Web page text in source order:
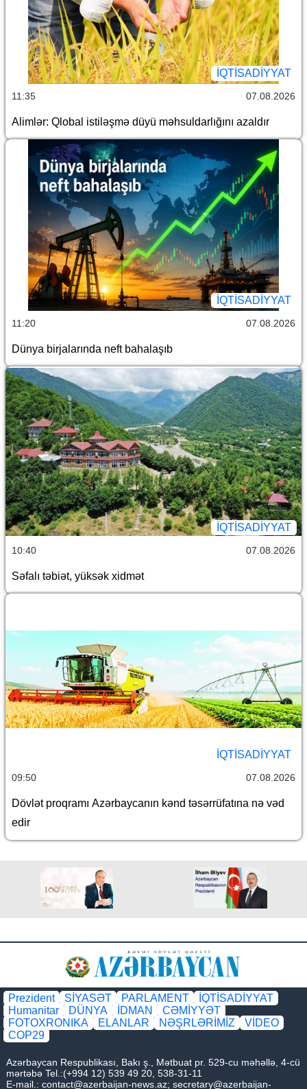
İQTİSADİYYAT
11:35 07.08.2026
Alimlər: Qlobal istiləşmə düyü məhsuldarlığını azaldır
İQTİSADİYYAT
11:20 07.08.2026
Dünya birjalarında neft bahalaşıb
İQTİSADİYYAT
10:40 07.08.2026
Səfalı təbiət, yüksək xidmət
İQTİSADİYYAT
09:50 07.08.2026
Dövlət proqramı Azərbaycanın kənd təsərrüfatına nə vəd
edir
Prezident SİYASƏT PARLAMENT
İQTİSADİYYAT
Humanitar
DÜNYA İDMAN
CƏMİYYƏT
FOTOXRONIKA
ELANLAR NƏŞRLƏRİMİZ
VİDEO
COP29
Azərbaycan Respublikası, Bakı ş., Mətbuat pr. 529-cu məhəllə, 4-cü
mərtəbə Tel.:(+994 12) 539 49 20, 538-31-11
E-mail.: contact@azerbaijan-news.az; secretary@azerbaijan-